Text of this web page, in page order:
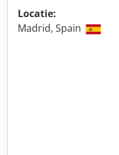
Locatie:
Madrid, Spain